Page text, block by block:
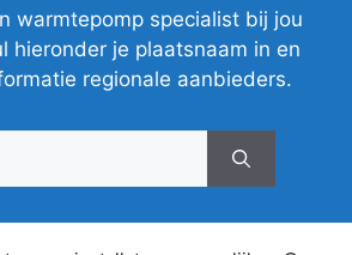
warmtepomp specialist bij jou
hieronder je plaatsnaam in en
regionale aanbieders.